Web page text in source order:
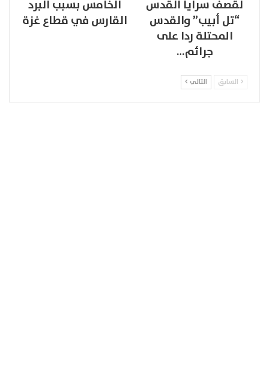
لقصف سرايا القدس
“تل أبيب” والقدس
المحتلة ردا على
جرائم…
الخامس بسبب البرد
القارس في قطاع غزة
السابق التالي